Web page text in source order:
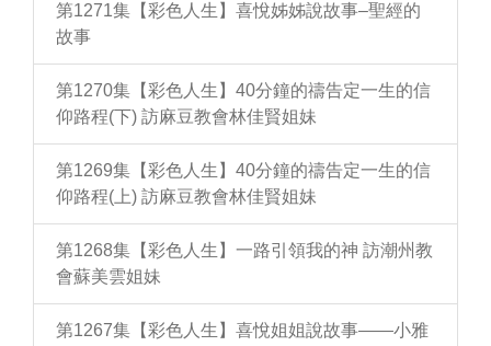
第1271集【彩色人生】喜悅姊姊說故事–聖經的
故事
第1270集【彩色人生】40分鐘的禱告定一生的信
仰路程(下) 訪麻豆教會林佳賢姐妹
第1269集【彩色人生】40分鐘的禱告定一生的信
仰路程(上) 訪麻豆教會林佳賢姐妹
第1268集【彩色人生】一路引領我的神 訪潮州教
會蘇美雲姐妹
第1267集【彩色人生】喜悅姐姐說故事——小雅